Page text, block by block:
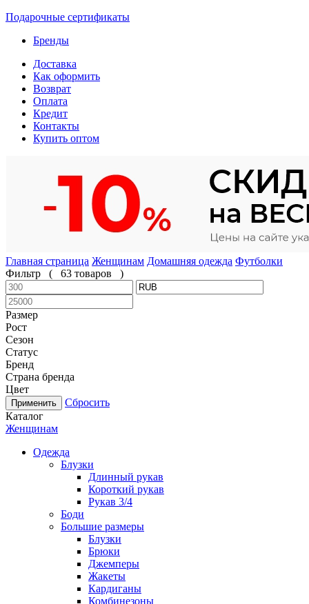
Подарочные сертификаты
Бренды
Доставка
Как оформить
Возврат
Оплата
Кредит
Контакты
Купить оптом
Главная страница Женщинам Домашняя одежда Футболки
Фильтр
( 63 товаров )
Размер
Рост
Сезон
Статус
Бренд
Страна бренда
Цвет
Сбросить
Каталог
Женщинам
Одежда
Блузки
Длинный рукав
Короткий рукав
Рукав 3/4
Боди
Большие размеры
Блузки
Брюки
Джемперы
Жакеты
Кардиганы
Комбинезоны